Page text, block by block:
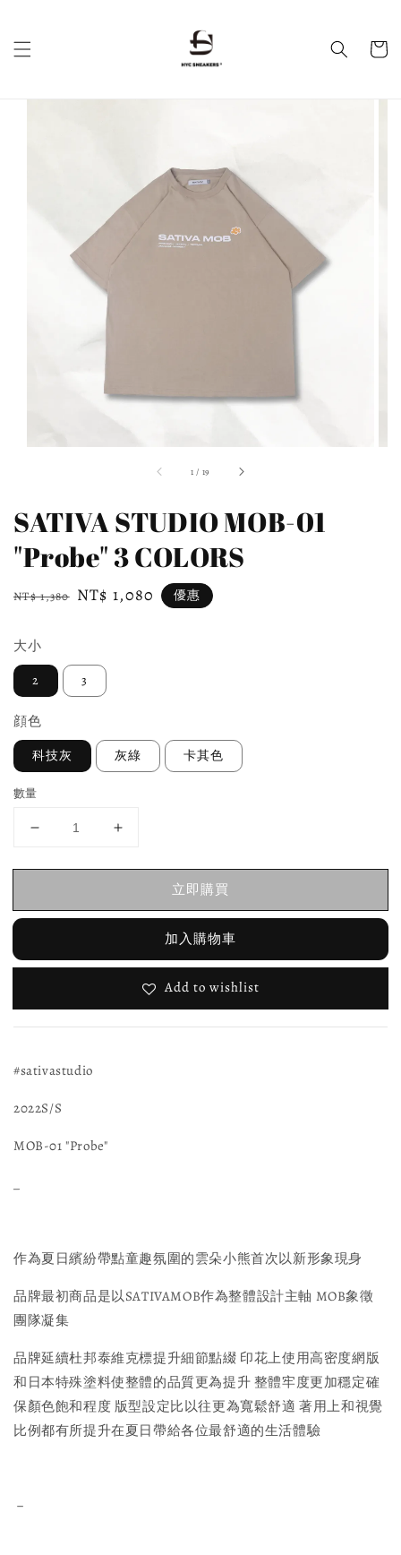
1 / 19
SATIVA STUDIO MOB-01
"Probe" 3 COLORS
Regular
NT$ 1,380 Sale
NT$ 1,080 優惠
大小
2 3
顔色
科技灰 灰綠 卡其色
數量
立即購買
加入購物車
Add to wishlist
#sativastudio
2022S/S
MOB-01 "Probe"
作為夏日繽紛帶點童趣氛圍的雲朵小熊首次以新形象現身
品牌最初商品是以SATIVAMOB作為整體設計主軸 MOB象徵
團隊凝集
品牌延續杜邦泰維克標提升細節點綴 印花上使用高密度網版
和日本特殊塗料使整體的品質更為提升 整體牢度更加穩定確
保顏色飽和程度 版型設定比以往更為寬鬆舒適 著用上和視覺
比例都有所提升在夏日帶給各位最舒適的生活體驗
－